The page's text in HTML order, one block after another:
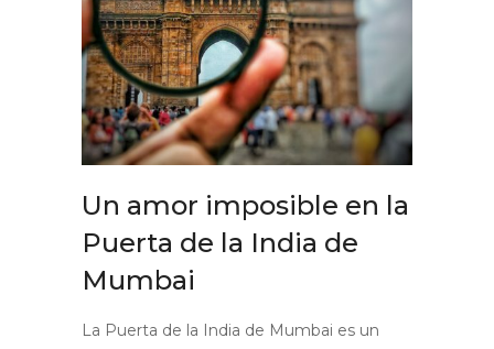
Un amor imposible en la
Puerta de la India de
Mumbai
La Puerta de la India de Mumbai es un